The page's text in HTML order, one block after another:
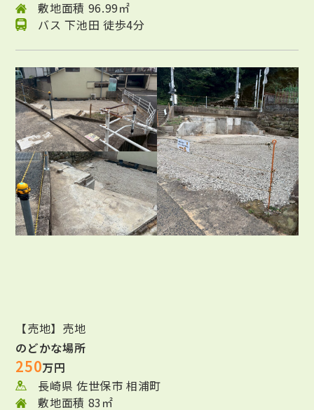
敷地面積 96.99㎡
バス 下池田 徒歩4分
【売地】売地
のどかな場所
250万円
長崎県 佐世保市 相浦町
敷地面積 83㎡